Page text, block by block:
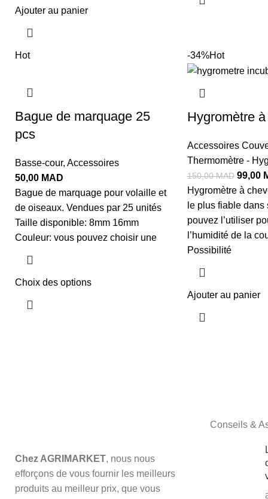
Ajouter au panier
Hot
Bague de marquage 25
pcs
Basse-cour, Accessoires
50,00 MAD
Bague de marquage pour volaille et
de oiseaux. Vendues par 25 unités
Taille disponible: 8mm 16mm
Couleur: vous pouvez choisir une
Choix des options
-34%Hot
Hygromètre
Accessoires
Thermomètre -
150,00MAD 99,00
Hygromètre à
le plus fiable dans
pouvez l’utiliser
l’humidité de la
Possibilité
Ajouter au panier
Chez AGRIMARKET, nous nous
efforçons de vous fournir les meilleurs
produits au meilleur prix, que vous
Conseils &